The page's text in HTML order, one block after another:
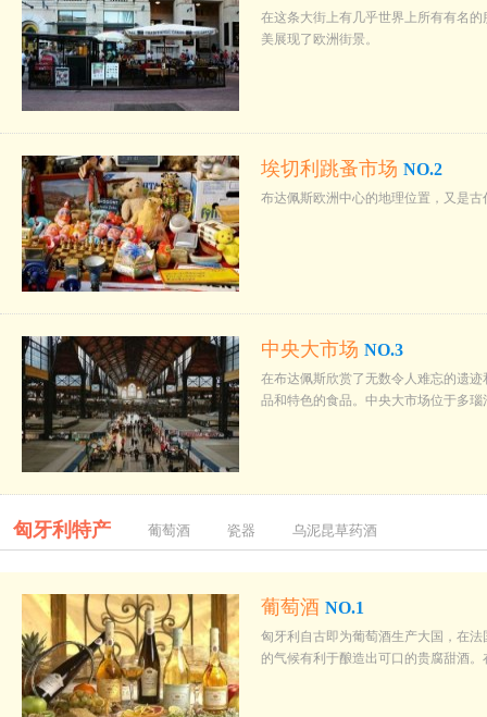
在这条大街上有几乎世界上所有有名
美展现了欧洲街景。
埃切利跳蚤市场 NO.2
布达佩斯欧洲中心的地理位置，又是
中央大市场 NO.3
在布达佩斯欣赏了无数令人难忘的遗
品和特色的食品。中央大市场位于多
匈牙利特产 葡萄酒 瓷器 乌泥昆草药酒
葡萄酒 NO.1
匈牙利自古即为葡萄酒生产大国，在
的气候有利于酿造出可口的贵腐甜酒